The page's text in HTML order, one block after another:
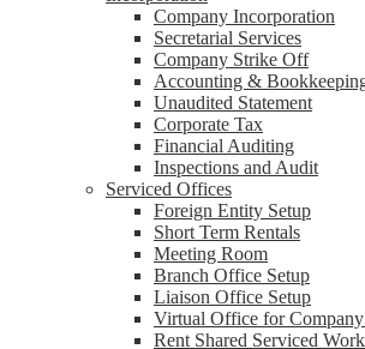
Company Incorporation
Secretarial Services
Company Strike Off
Accounting &
Unaudited Statement
Corporate Tax
Financial Auditing
Inspections and Audit
Serviced Offices
Foreign Entity Setup
Short Term Rentals
Meeting Room
Branch Office Setup
Liaison Office Setup
Virtual Office for
Rent Shared Serviced